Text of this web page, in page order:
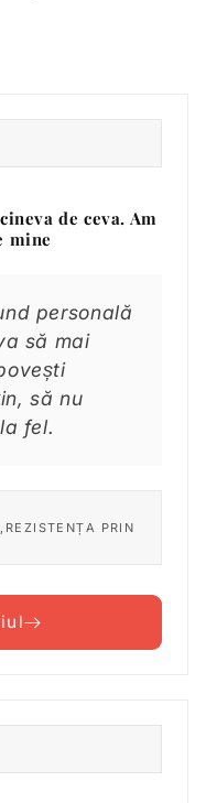
de ceva. Am
mine
personală
să mai
să nu
fel.
PRIN